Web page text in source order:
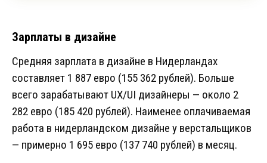
Зарплаты в дизайне
Средняя зарплата в дизайне в Нидерландах
составляет 1 887 евро (155 362 рублей). Больше
всего зарабатывают UX/UI дизайнеры — около 2
282 евро (185 420 рублей). Наименее оплачиваемая
работа в нидерландском дизайне у верстальщиков
— примерно 1 695 евро (137 740 рублей) в месяц.